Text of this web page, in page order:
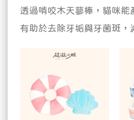
透過啃咬木天蓼棒，貓咪能
有助於去除牙垢與牙菌斑，